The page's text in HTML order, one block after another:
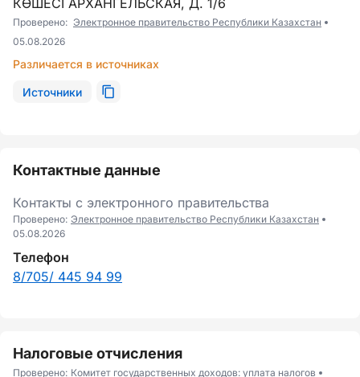
КӨШЕСІ АРХАНГЕЛЬСКАЯ, Д. 1/6
Проверено: Электронное правительство Республики Казахстан
05.08.2026
Различается в источниках
Источники
Контактные данные
Контакты с электронного правительства
Проверено: Электронное правительство Республики Казахстан
05.08.2026
Телефон
8/705/ 445 94 99
Налоговые отчисления
Проверено: Комитет государственных доходов: уплата налогов